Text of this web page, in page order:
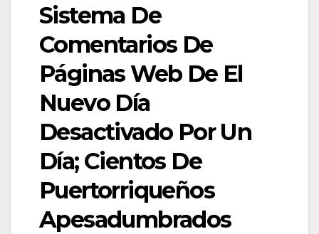
Sistema De
Comentarios De
Páginas Web De El
Nuevo Día
Desactivado Por Un
Día; Cientos De
Puertorriqueños
Apesadumbrados